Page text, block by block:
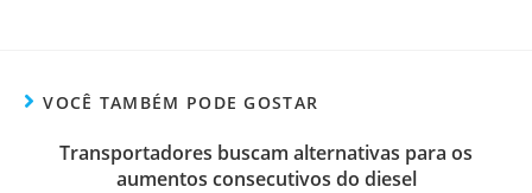
VOCÊ TAMBÉM PODE GOSTAR
Transportadores buscam alternativas para os
aumentos consecutivos do diesel